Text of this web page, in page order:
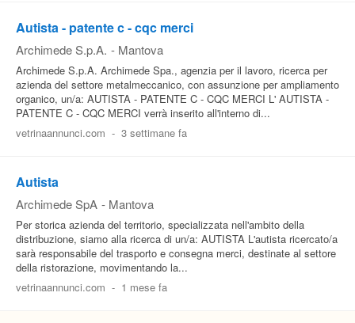
Autista - patente c - cqc merci
Archimede S.p.A. - Mantova
Archimede S.p.A. Archimede Spa., agenzia per il lavoro, ricerca per
azienda del settore metalmeccanico, con assunzione per ampliamento
organico, un/a: AUTISTA - PATENTE C - CQC MERCI L' AUTISTA -
PATENTE C - CQC MERCI verrà inserito all'interno di...
vetrinaannunci.com - 3 settimane fa
Autista
Archimede SpA - Mantova
Per storica azienda del territorio, specializzata nell'ambito della
distribuzione, siamo alla ricerca di un/a: AUTISTA L'autista ricercato/a
sarà responsabile del trasporto e consegna merci, destinate al settore
della ristorazione, movimentando la...
vetrinaannunci.com - 1 mese fa